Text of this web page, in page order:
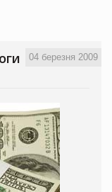
04 березня 2009